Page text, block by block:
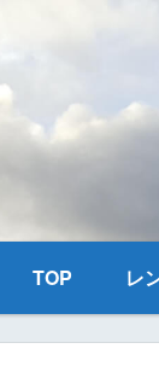
TOP レ